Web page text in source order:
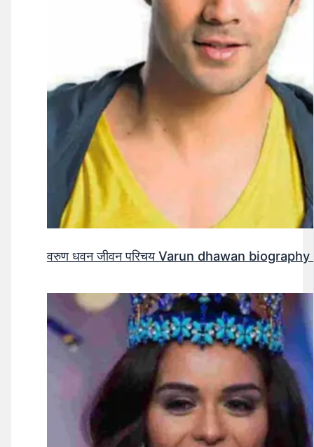
वरुण धवन जीवन परिचय Varun dhawan